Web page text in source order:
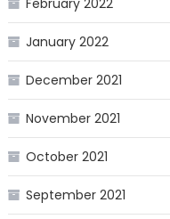
January 2022
December 2021
November 2021
October 2021
September 2021